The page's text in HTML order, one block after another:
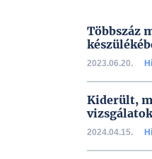
Többszáz
2023.06.20.
Kiderült,
2024.04.15.